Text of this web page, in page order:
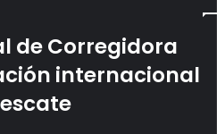
de Corregidora
internacional